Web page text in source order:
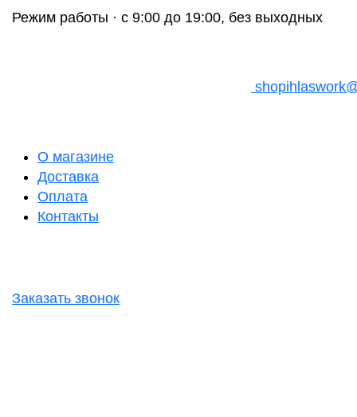
Режим работы · с 9:00 до 19:00, без выходных
О магазине
Доставка
Оплата
Контакты
Заказать звонок